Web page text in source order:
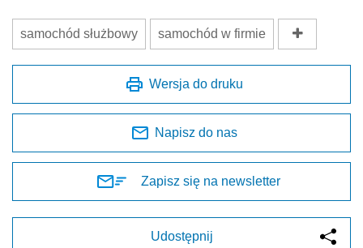
samochód służbowy samochód w firmie
Wersja do druku
Napisz do nas
Zapisz się na newsletter
Udostępnij